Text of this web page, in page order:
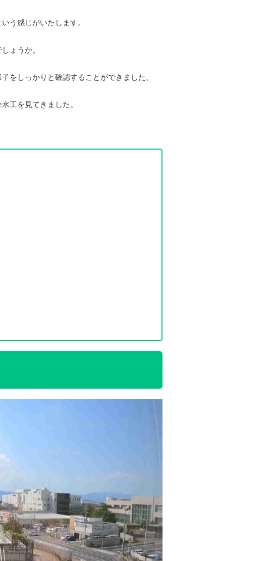
う感じがいたします。
ょうか。
をしっかりと確認することができました。
工を見てきました。